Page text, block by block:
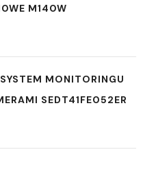
M140W
MONITORINGU
SEDT41FE052ER